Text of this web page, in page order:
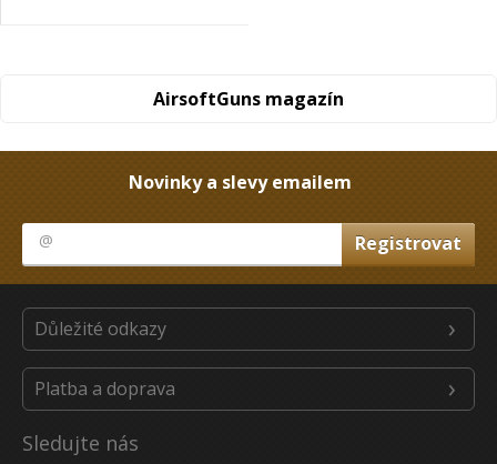
AirsoftGuns magazín
Novinky a slevy emailem
Důležité odkazy
Platba a doprava
Sledujte nás